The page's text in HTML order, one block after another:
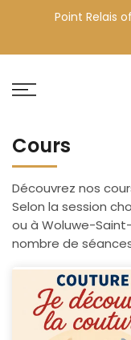
contenu
Point Relais
Cours
Découvrez nos
Selon la session
ou à Woluwe-
nombre de